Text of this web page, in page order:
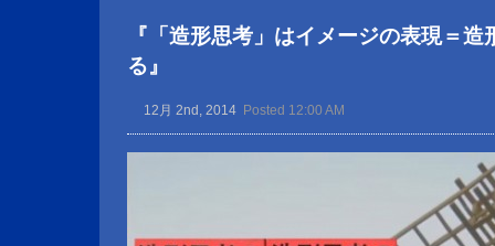
『「造形思考」はイメージの表現＝
る』
12月 2nd, 2014 Posted 12:00 AM